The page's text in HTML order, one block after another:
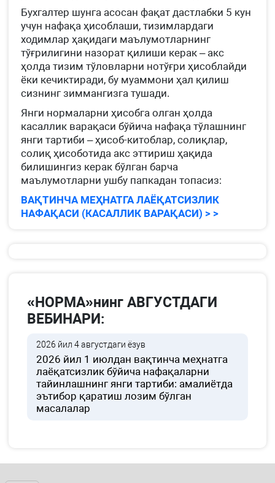
Бухгалтер шунга асосан фақат дастлабки 5 кун
учун нафақа ҳисоблаши, тизимлардаги
ходимлар ҳақидаги маълумотларнинг
тўғрилигини назорат қилиши керак – акс
ҳолда тизим тўловларни нотўғри ҳисоблайди
ёки кечиктиради, бу муаммони ҳал қилиш
сизнинг зиммангизга тушади.
Янги нормаларни ҳисобга олган ҳолда
касаллик варақаси бўйича нафақа тўлашнинг
янги тартиби – ҳисоб-китоблар, солиқлар,
солиқ ҳисоботида акс эттириш ҳақида
билишингиз керак бўлган барча
маълумотларни ушбу папкадан топасиз:
ВАҚТИНЧА МЕҲНАТГА ЛАЁҚАТСИЗЛИК
НАФАҚАСИ (КАСАЛЛИК ВАРАҚАСИ) > >
«НОРМА»нинг АВГУСТДАГИ
ВЕБИНАРИ:
2026 йил 4 августдаги ёзув
2026 йил 1 июлдан вақтинча меҳнатга
лаёқатсизлик бўйича нафақаларни
тайинлашнинг янги тартиби: амалиётда
эътибор қаратиш лозим бўлган
масалалар